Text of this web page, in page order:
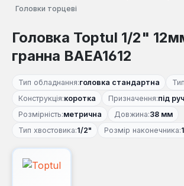
Головки торцеві
Головка Toptul 1/2"
гранна BAEA1612
Тип обладнання:головка стандартна
Конструкція:коротка Призначення:під
Розмірність:метрична Довжина:38 мм
Тип хвостовика:1/2" Розмір наконечника: